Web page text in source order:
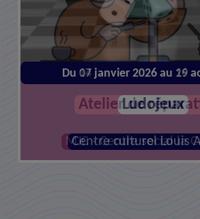
Du 14 janvier 2026 au 26
Atelier de
MJC - Centre social la